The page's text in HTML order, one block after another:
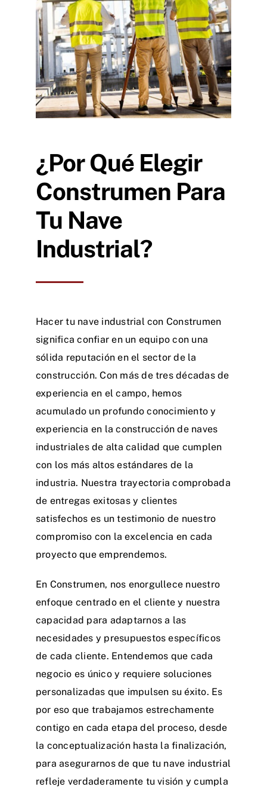
¿Por Qué Elegir
Construmen Para
Tu Nave
Industrial?
Hacer tu nave industrial con Construmen
significa confiar en un equipo con una
sólida reputación en el sector de la
construcción. Con más de tres décadas de
experiencia en el campo, hemos
acumulado un profundo conocimiento y
experiencia en la construcción de naves
industriales de alta calidad que cumplen
con los más altos estándares de la
industria. Nuestra trayectoria comprobada
de entregas exitosas y clientes
satisfechos es un testimonio de nuestro
compromiso con la excelencia en cada
proyecto que emprendemos.
En Construmen, nos enorgullece nuestro
enfoque centrado en el cliente y nuestra
capacidad para adaptarnos a las
necesidades y presupuestos específicos
de cada cliente. Entendemos que cada
negocio es único y requiere soluciones
personalizadas que impulsen su éxito. Es
por eso que trabajamos estrechamente
contigo en cada etapa del proceso, desde
la conceptualización hasta la finalización,
para asegurarnos de que tu nave industrial
refleje verdaderamente tu visión y cumpla